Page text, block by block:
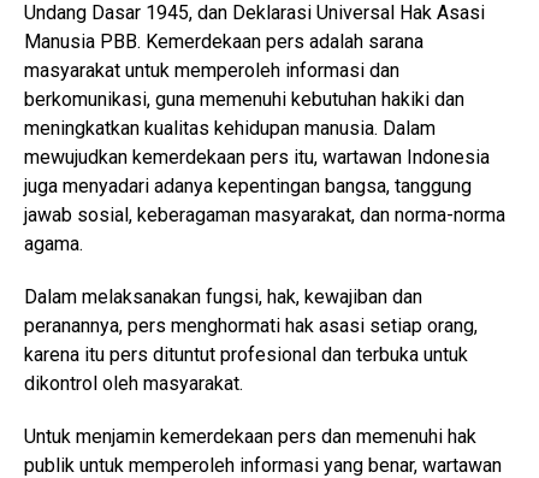
Undang Dasar 1945, dan Deklarasi Universal Hak Asasi
Manusia PBB. Kemerdekaan pers adalah sarana
masyarakat untuk memperoleh informasi dan
berkomunikasi, guna memenuhi kebutuhan hakiki dan
meningkatkan kualitas kehidupan manusia. Dalam
mewujudkan kemerdekaan pers itu, wartawan Indonesia
juga menyadari adanya kepentingan bangsa, tanggung
jawab sosial, keberagaman masyarakat, dan norma-norma
agama.
Dalam melaksanakan fungsi, hak, kewajiban dan
peranannya, pers menghormati hak asasi setiap orang,
karena itu pers dituntut profesional dan terbuka untuk
dikontrol oleh masyarakat.
Untuk menjamin kemerdekaan pers dan memenuhi hak
publik untuk memperoleh informasi yang benar, wartawan